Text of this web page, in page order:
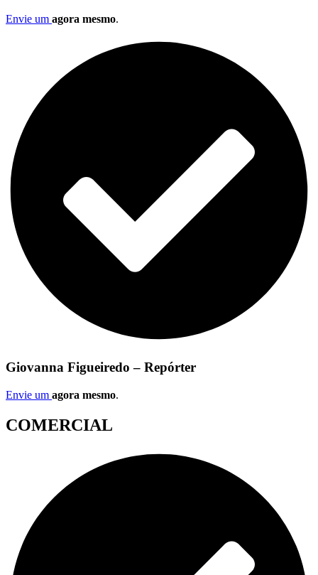
Envie um agora mesmo.
Giovanna Figueiredo – Repórter
Envie um agora mesmo.
COMERCIAL